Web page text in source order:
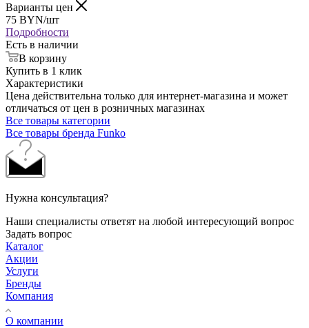
Варианты цен
75 BYN/шт
Подробности
Есть в наличии
В корзину
Купить в 1 клик
Характеристики
Цена действительна только для интернет-магазина и может
отличаться от цен в розничных магазинах
Все товары категории
Все товары бренда Funko
Нужна консультация?
Наши специалисты ответят на любой интересующий вопрос
Задать вопрос
Каталог
Акции
Услуги
Бренды
Компания
О компании